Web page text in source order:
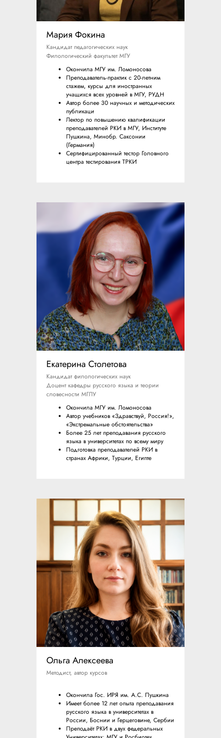
Мария Фокина
Кандидат педагогических наук
Филологический факультет МГУ
Окончила МГУ им. Ломоносова
Преподаватель-практик с 20-летним
стажем, курсы для иностранных
учащихся всех уровней в МГУ, РУДН
Автор более 30 научных и методических
публикаци
Лектор по повышению квалификации
преподавателей РКИ в МГУ, Институте
Пушкина, Минобр. Саксонии
(Германия)
Сертифицированный тестор Головного
центра тестирования ТРКИ
Екатерина Столетова
Кандидат филологических наук
Доцент кафедры русского языка и теории
словесности МГЛУ
Окончила МГУ им. Ломоносова
Автор учебников «Здравствуй, Россия!»,
«Экстремальные обстоятельства»
Более 25 лет преподавания русского
языка в университетах по всему миру
Подготовка преподавателей РКИ в
странах Африки, Турции, Египте
Ольга Алексеева
Методист, автор курсов
Окончила Гос. ИРЯ им. А.С. Пушкина
Имеет более 12 лет опыта преподавания
русского языка в университетах в
России, Боснии и Герцеговине, Сербии
Преподаёт РКИ в двух федеральных